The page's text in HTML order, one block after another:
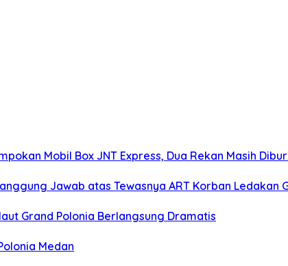
Mobil Box JNT Express, Dua Rekan Masih
Jawab atas Tewasnya ART Korban Ledakan
Grand Polonia Berlangsung Dramatis
Medan